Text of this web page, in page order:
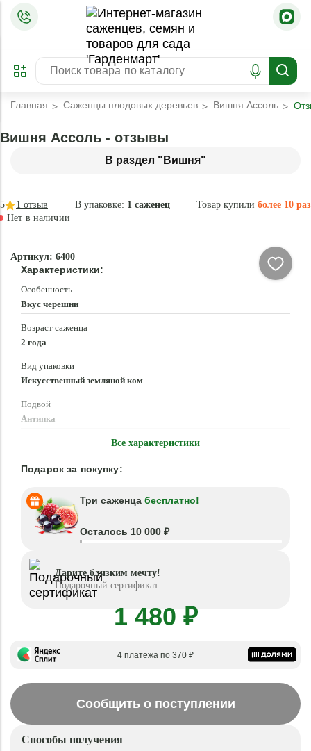
ПРЕДЗАКАЗ
ЗАБРОНИРОВАТЬ
ЛУЧШЕЕ
Главная Саженцы плодовых деревьев Вишня Ассоль
В раздел "Вишня"
Вишня Ассоль - отзывы
В упаковке: 1 саженец Товар купили более 10 раз
5 1 отзыв
Нет в наличии
Артикул: 6400
Характеристики:
Особенность
Вкус черешни
Возраст саженца
2 года
Вид упаковки
Искусственный земляной ком
Подвой
Антипка
Все характеристики
Подарок за покупку:
Три саженца бесплатно!
Осталось 10 000 ₽
Дарите близким мечту!
Подарочный сертификат
1 480 ₽
4 платежа по 370 ₽
Сообщить о поступлении
Способы получения